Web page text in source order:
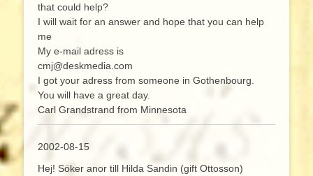
that could help?
I will wait for an answer and hope that you can help
me
My e-mail adress is
cmj@deskmedia.com
I got your adress from someone in Gothenbourg.
You will have a great day.
Carl Grandstrand from Minnesota
2002-08-15
Hej! Söker anor till Hilda Sandin (gift Ottosson)